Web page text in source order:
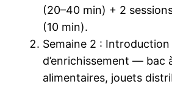
(20–40 min) + 2
(10 min).
Semaine 2 : Introduction
d’enrichissement — bac
alimentaires, jouets